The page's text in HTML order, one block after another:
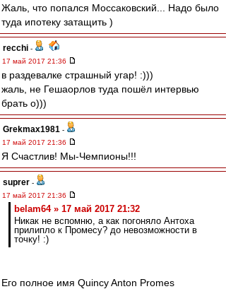
Жаль, что попался Моссаковский... Надо было
туда ипотеку затащить )
recchi -
17 май 2017 21:36
в раздевалке страшный угар! :)))
жаль, не Гешаорлов туда пошёл интервью
брать о)))
Grekmax1981 -
17 май 2017 21:36
Я Счастлив! Мы-Чемпионы!!!
suprer -
17 май 2017 21:36
belam64 » 17 май 2017 21:32
Никак не вспомню, а как погоняло Антоха
прилипло к Промесу? до невозможности в
точку! :)
Его полное имя Quincy Anton Promes